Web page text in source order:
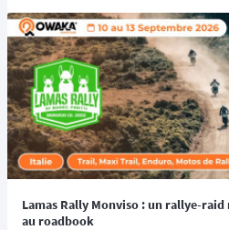
datant d'avant les années 2000,
traces : un parcours offroad et un
📆 Prochaines dates : du 11 au 15
Lamas Rally Monviso : un rallye-
au roadbook